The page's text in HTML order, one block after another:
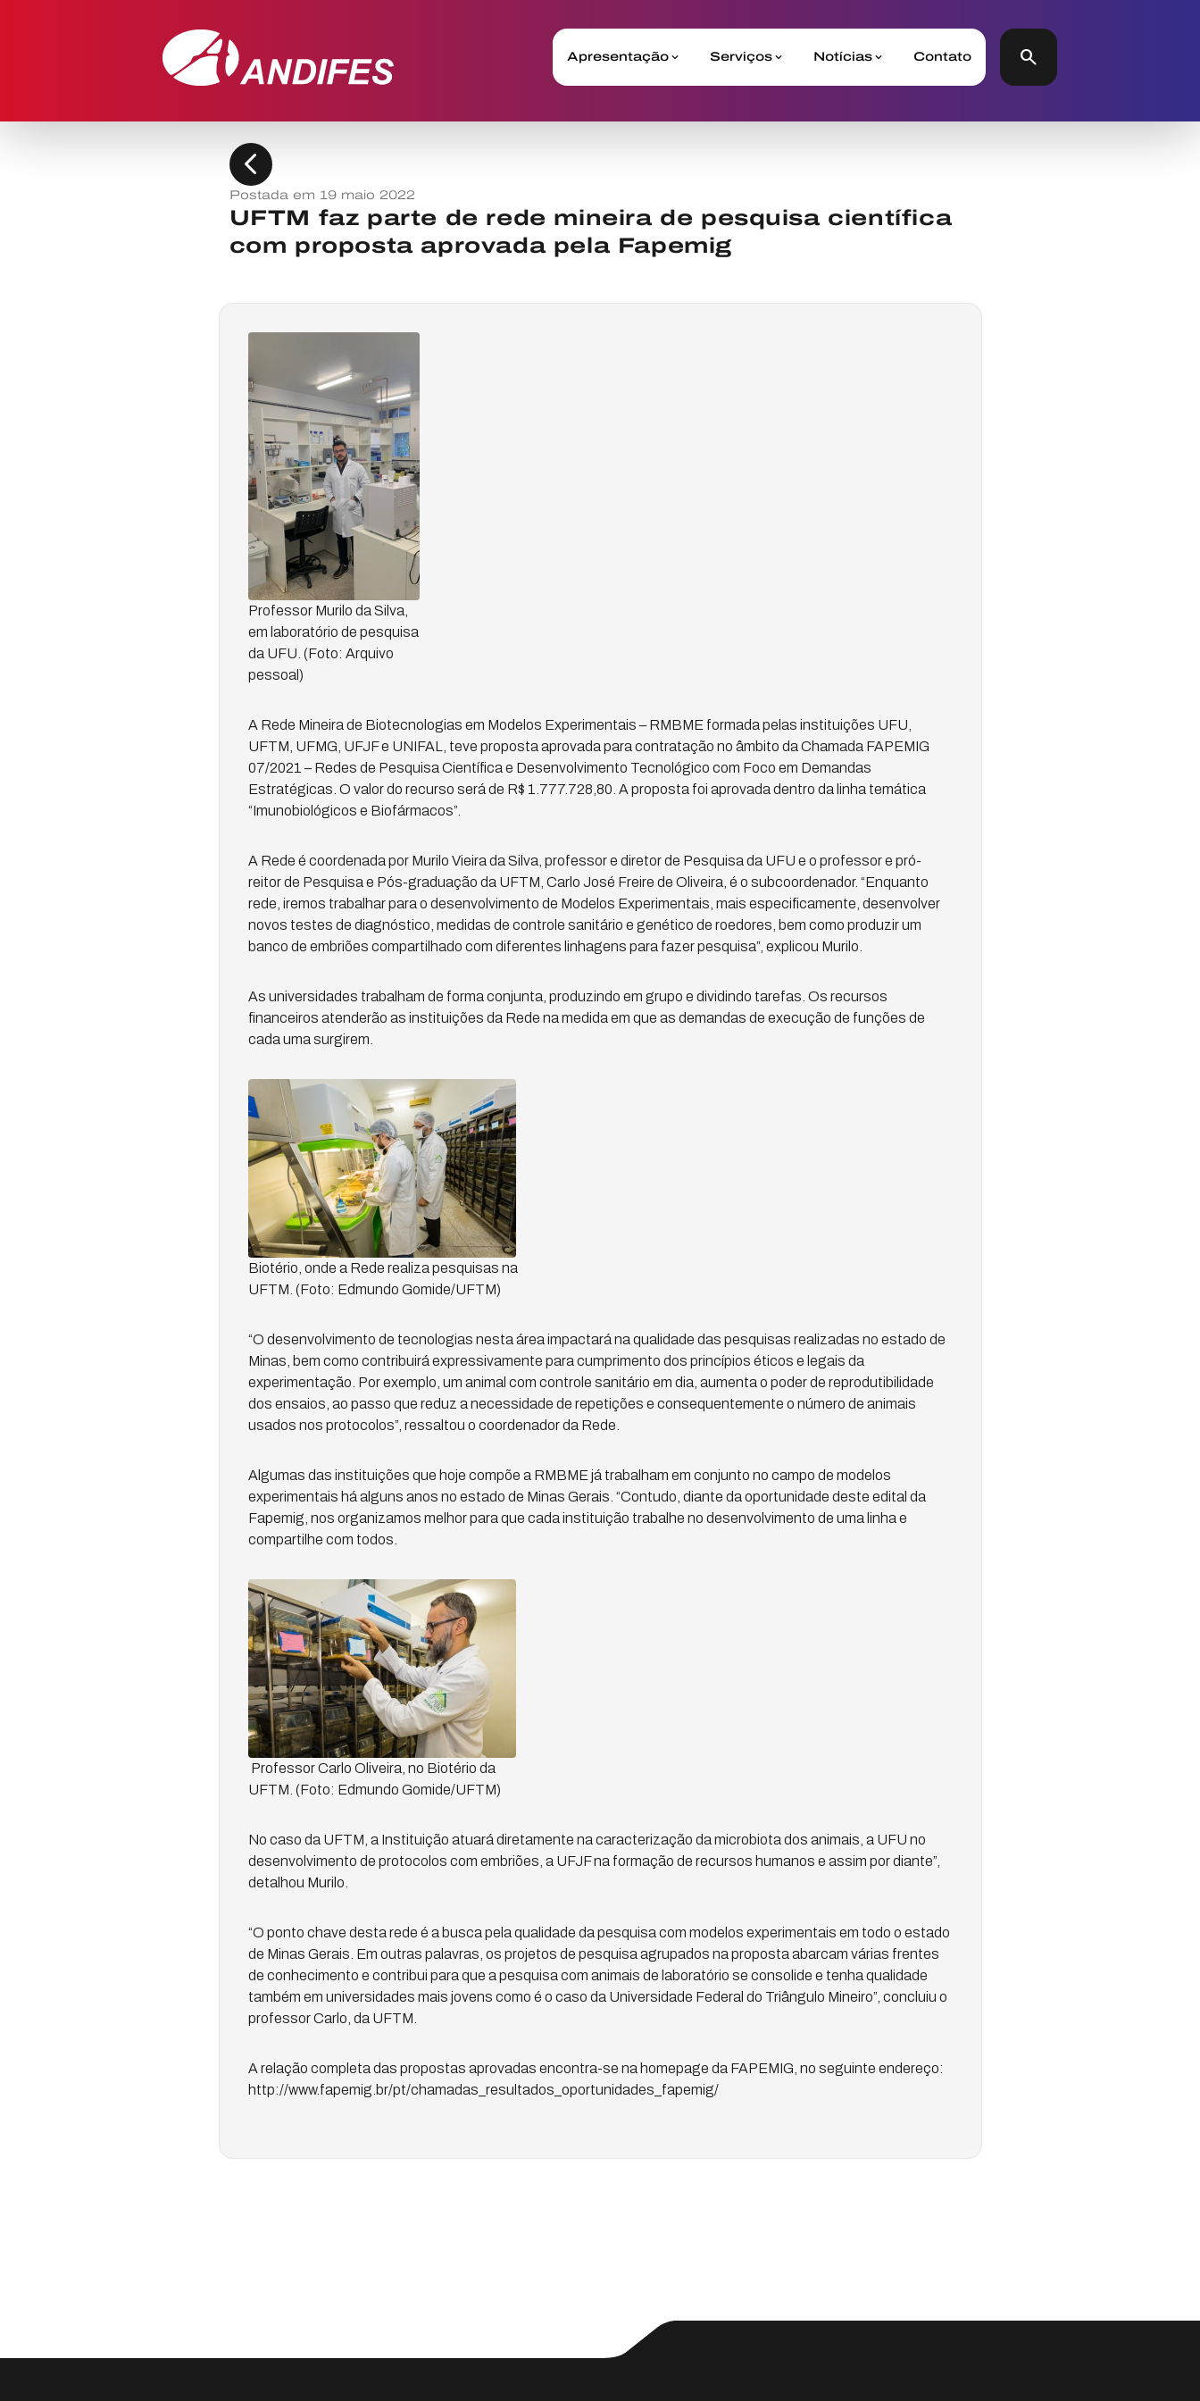
Apresentação Serviços Notícias Contato search
chevron_left
Postada em 19 maio 2022
UFTM faz parte de rede mineira de pesquisa científica
com proposta aprovada pela Fapemig
Professor Murilo da Silva,
em laboratório de pesquisa
da UFU. (Foto: Arquivo
pessoal)
A Rede Mineira de Biotecnologias em Modelos Experimentais – RMBME formada pelas instituições UFU,
UFTM, UFMG, UFJF e UNIFAL, teve proposta aprovada para contratação no âmbito da Chamada FAPEMIG
07/2021 – Redes de Pesquisa Científica e Desenvolvimento Tecnológico com Foco em Demandas
Estratégicas. O valor do recurso será de R$ 1.777.728,80. A proposta foi aprovada dentro da linha temática
“Imunobiológicos e Biofármacos”.
A Rede é coordenada por Murilo Vieira da Silva, professor e diretor de Pesquisa da UFU e o professor e pró-
reitor de Pesquisa e Pós-graduação da UFTM, Carlo José Freire de Oliveira, é o subcoordenador. “Enquanto
rede, iremos trabalhar para o desenvolvimento de Modelos Experimentais, mais especificamente, desenvolver
novos testes de diagnóstico, medidas de controle sanitário e genético de roedores, bem como produzir um
banco de embriões compartilhado com diferentes linhagens para fazer pesquisa”, explicou Murilo.
As universidades trabalham de forma conjunta, produzindo em grupo e dividindo tarefas. Os recursos
financeiros atenderão as instituições da Rede na medida em que as demandas de execução de funções de
cada uma surgirem.
Biotério, onde a Rede realiza pesquisas na
UFTM. (Foto: Edmundo Gomide/UFTM)
“O desenvolvimento de tecnologias nesta área impactará na qualidade das pesquisas realizadas no estado de
Minas, bem como contribuirá expressivamente para cumprimento dos princípios éticos e legais da
experimentação. Por exemplo, um animal com controle sanitário em dia, aumenta o poder de reprodutibilidade
dos ensaios, ao passo que reduz a necessidade de repetições e consequentemente o número de animais
usados nos protocolos”, ressaltou o coordenador da Rede.
Algumas das instituições que hoje compõe a RMBME já trabalham em conjunto no campo de modelos
experimentais há alguns anos no estado de Minas Gerais. “Contudo, diante da oportunidade deste edital da
Fapemig, nos organizamos melhor para que cada instituição trabalhe no desenvolvimento de uma linha e
compartilhe com todos.
Professor Carlo Oliveira, no Biotério da
UFTM. (Foto: Edmundo Gomide/UFTM)
No caso da UFTM, a Instituição atuará diretamente na caracterização da microbiota dos animais, a UFU no
desenvolvimento de protocolos com embriões, a UFJF na formação de recursos humanos e assim por diante”,
detalhou Murilo.
“O ponto chave desta rede é a busca pela qualidade da pesquisa com modelos experimentais em todo o estado
de Minas Gerais. Em outras palavras, os projetos de pesquisa agrupados na proposta abarcam várias frentes
de conhecimento e contribui para que a pesquisa com animais de laboratório se consolide e tenha qualidade
também em universidades mais jovens como é o caso da Universidade Federal do Triângulo Mineiro”, concluiu o
professor Carlo, da UFTM.
A relação completa das propostas aprovadas encontra-se na homepage da FAPEMIG, no seguinte endereço:
http://www.fapemig.br/pt/chamadas_resultados_oportunidades_fapemig/